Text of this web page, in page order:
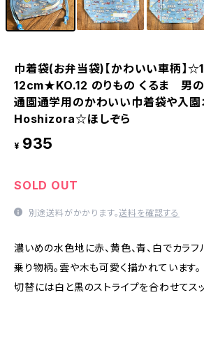
巾着袋(お弁当袋)【かわいい車柄】
12cm★KO.12 のりもの くるま 男
通園通学用のかわいい巾着袋や入園
Hoshizora☆ほしぞら
¥ 935
SOLD OUT
別途送料がかかります。送料を確認する
濃いめの水色地に赤、黄色、青、白でカラ
乗り物柄。雲や木も可愛く描かれています。
切替には白と黒のストライプを合わせてス